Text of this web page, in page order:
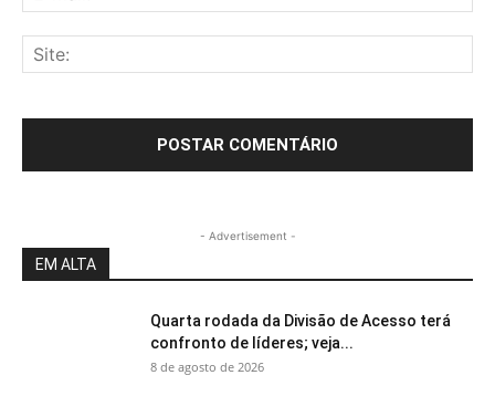
- Advertisement -
EM ALTA
Quarta rodada da Divisão de Acesso terá
confronto de líderes; veja...
8 de agosto de 2026